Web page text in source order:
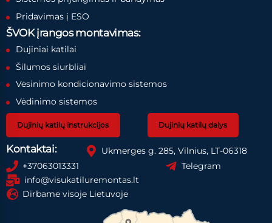
Pridavimas į ESO
ŠVOK įrangos montavimas:
Dujiniai katilai
Šilumos siurbliai
Vėsinimo kondicionavimo sistemos
Vėdinimo sistemos
Dujinių katilų instrukcijos Dujinių katilų dalys
Kontaktai:
Ukmerges g. 285, Vilnius, LT-06318
+37063013331
Telegram
info@visukatiluremontas.lt
Dirbame visoje Lietuvoje